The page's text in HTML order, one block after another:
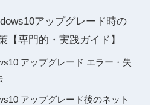
アップグレード時の
【専門的・実践ガイド】
アップグレード エラー・失
アップグレード後のネット